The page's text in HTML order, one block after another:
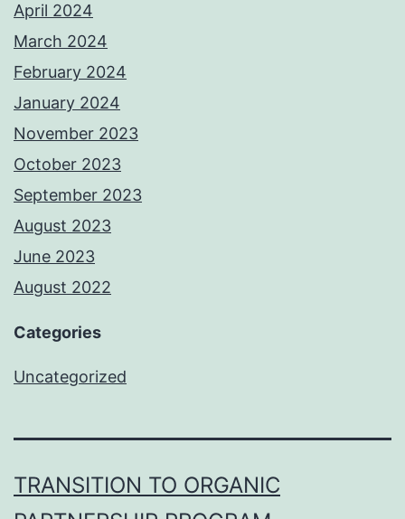
April 2024
March 2024
February 2024
January 2024
November 2023
October 2023
September 2023
August 2023
June 2023
August 2022
Categories
Uncategorized
TRANSITION TO ORGANIC